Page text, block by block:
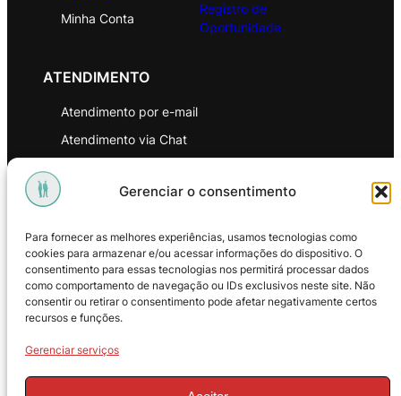
Gerenciar o consentimento
Para fornecer as melhores experiências, usamos tecnologias como
cookies para armazenar e/ou acessar informações do dispositivo. O
consentimento para essas tecnologias nos permitirá processar dados
como comportamento de navegação ou IDs exclusivos neste site. Não
consentir ou retirar o consentimento pode afetar negativamente certos
recursos e funções.
Gerenciar serviços
Minha Conta
Registro de
Oportunidade
ATENDIMENTO
Atendimento por e-mail
Atendimento via Chat
Política de Privacidade
Política de Troca e Devoluções
Política de Reembolso